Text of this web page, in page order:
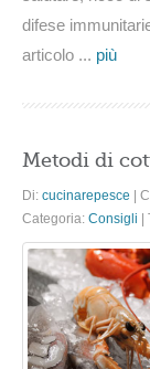
difese
articolo ... più
Metodi di
Di: cucinarepesce
Categoria: Consigli